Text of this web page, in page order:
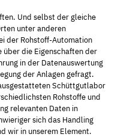
Und selbst der gleiche
unter anderen
der Rohstoff-Automation
über die Eigenschaften der
in der Datenauswertung
der Anlagen gefragt.
Schüttgutlabor
Rohstoffe und
relevanten Daten in
sich das Handling
wir in unserem Element.